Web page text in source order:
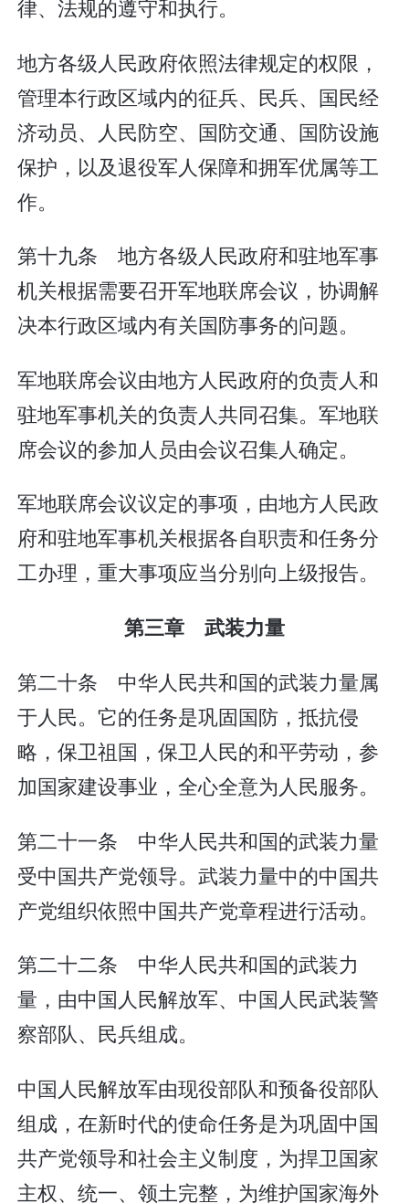
律、法规的遵守和执行。
地方各级人民政府依照法律规定的权限，
管理本行政区域内的征兵、民兵、国民经
济动员、人民防空、国防交通、国防设施
保护，以及退役军人保障和拥军优属等工
作。
第十九条 地方各级人民政府和驻地军事
机关根据需要召开军地联席会议，协调解
决本行政区域内有关国防事务的问题。
军地联席会议由地方人民政府的负责人和
驻地军事机关的负责人共同召集。军地联
席会议的参加人员由会议召集人确定。
军地联席会议议定的事项，由地方人民政
府和驻地军事机关根据各自职责和任务分
工办理，重大事项应当分别向上级报告。
第三章 武装力量
第二十条 中华人民共和国的武装力量属
于人民。它的任务是巩固国防，抵抗侵
略，保卫祖国，保卫人民的和平劳动，参
加国家建设事业，全心全意为人民服务。
第二十一条 中华人民共和国的武装力量
受中国共产党领导。武装力量中的中国共
产党组织依照中国共产党章程进行活动。
第二十二条 中华人民共和国的武装力
量，由中国人民解放军、中国人民武装警
察部队、民兵组成。
中国人民解放军由现役部队和预备役部队
组成，在新时代的使命任务是为巩固中国
共产党领导和社会主义制度，为捍卫国家
主权、统一、领土完整，为维护国家海外